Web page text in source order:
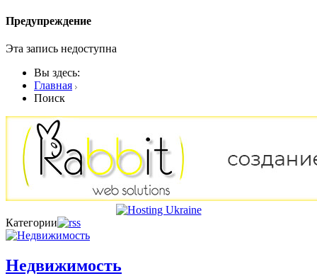
Предупреждение
Эта запись недоступна
Вы здесь:
Главная
Поиск
Категории
Недвижимость